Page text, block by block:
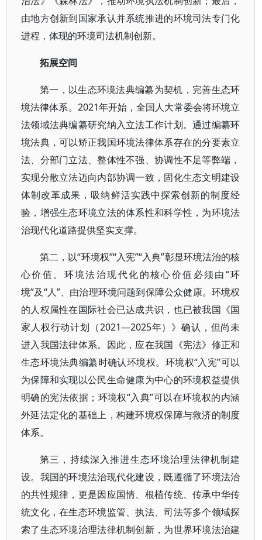
由地方创新到国家承认并系统推进的环境司法专门化
进程，体现的环境司法机制创新。
拓展空间
第一，以生态环境法典编纂为契机，完善生态环
境法律体系。2021年开始，全国人大常委会将环境立
法领域法典编纂研究纳入立法工作计划。通过编纂环
境法典，可以矫正我国环境法律体系存在的分要素立
法、分部门立法、整体性不强、协调性不足等弊端，
实现分散立法迈向内部协调一致，固化生态文明建设
体制改革成果，吸纳鲜活实践中探索创新的制度经
验，增强生态环境立法的体系性和科学性，为环境法
治现代化道路提供坚实支撑。
第二，以“环境权”“入宪”“入典”彰显环境法治的核
心价值。环境法治现代化的核心价值必须由“环
境”及“人”、由治理环境问题到保障公众健康。环境权
的人权属性在国际社会已达成共识，也已被我国《国
家人权行动计划（2021—2025年）》确认，但尚未
进入我国法律体系。因此，应在我国《宪法》修正和
生态环境法典编纂时确认环境权。环境权“入宪”可以
为保障和实现以公民生命健康为中心的环境权益提供
明确的宪法依据；环境权“入典”可以在环境权的内涵
外延法定化的基础上，构建环境权保障与救济的制度
体系。
第三，持续深入推进生态环境治理法律机制建
设。我国的环境法治现代化建设，既遵循了环境法治
的共性规律，更是因应国情、根植传统、传承中华传
统文化，在生态环境监管、执法、司法等多个领域探
索了生态环境治理法律机制创新，为世界环境法治建